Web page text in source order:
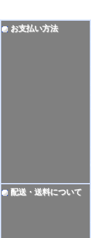
お支払い方法
配送・送料について